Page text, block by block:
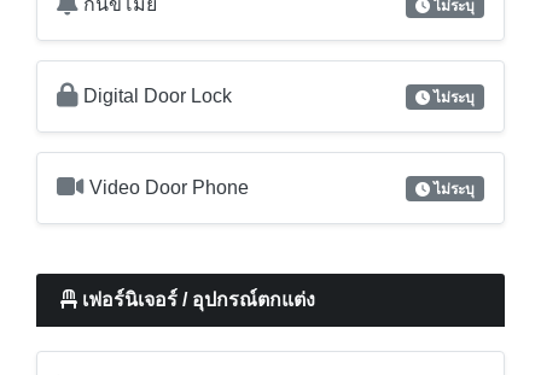
ไม่ระบุ
Digital Door Lock ไม่ระบุ
Video Door Phone ไม่ระบุ
เฟอร์นิเจอร์ / อุปกรณ์ตกแต่ง